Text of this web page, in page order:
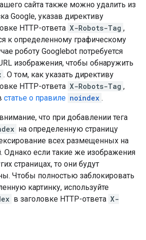
сайта также можно удалить из
Google, указав директиву
HTTP-ответа X-Robots-Tag ,
к определенному графическому
роботу Googlebot потребуется
изображения, чтобы обнаружить
. О том, как указать директиву
HTTP-ответа X-Robots-Tag ,
статье о правиле noindex .
что при добавлении тега
на определенную страницу
всех размещенных на
Однако если такие же изображения
страницах, то они будут
Чтобы полностью заблокировать
картинку, используйте
в заголовке HTTP-ответа X-